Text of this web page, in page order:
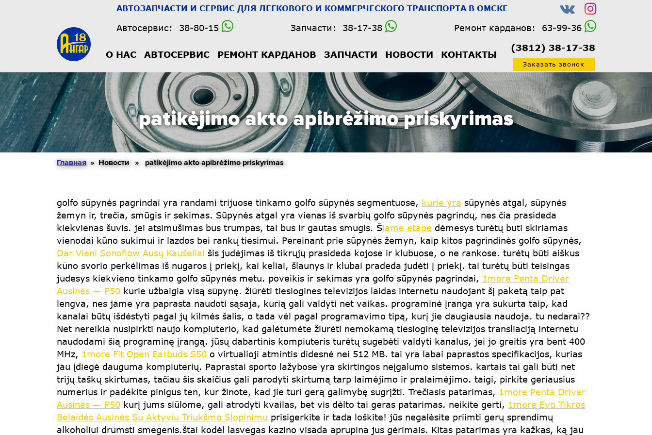
АВТОЗАПЧАСТИ И СЕРВИС ДЛЯ ЛЕГКОВОГО И КОММЕРЧЕСКОГО ТРАНСПОРТА В ОМСКЕ
Автосервис: 38-80-15 Запчасти: 38-17-38 Ремонт карданов: 63-99-36
О НАС АВТОСЕРВИС РЕМОНТ КАРДАНОВ ЗАПЧАСТИ НОВОСТИ КОНТАКТЫ
(3812) 38-17-38
Заказать звонок
patikėjimo akto apibrėžimo priskyrimas
Главная» Новости » patikėjimo akto apibrėžimo priskyrimas
golfo sūpynės pagrindai yra randami trijuose tinkamo golfo sūpynės segmentuose, kurie yra sūpynės atgal, sūpynės
žemyn ir, trečia, smūgis ir sekimas. Sūpynės atgal yra vienas iš svarbių golfo sūpynės pagrindų, nes čia prasideda
kiekvienas šūvis. jei atsimušimas bus trumpas, tai bus ir gautas smūgis. Šiame etape dėmesys turėtų būti skiriamas
vienodai kūno sukimui ir lazdos bei rankų tiesimui. Pereinant prie sūpynės žemyn, kaip kitos pagrindinės golfo sūpynės,
Dar Vieni Sonoflow Ausų Kaušeliai šis judėjimas iš tikrųjų prasideda kojose ir klubuose, o ne rankose. turėtų būti aiškus
kūno svorio perkėlimas iš nugaros į priekį, kai keliai, šlaunys ir klubai pradeda judėti į priekį. tai turėtų būti teisingas
judesys kiekvieno tinkamo golfo sūpynės metu. poveikis ir sekimas yra golfo sūpynės pagrindai, 1more Penta Driver
Ausinės — P50 kurie užbaigia visą sūpynę. žiūrėti tiesiogines televizijos laidas internetu naudojant šį paketą taip pat
lengva, nes jame yra paprasta naudoti sąsaja, kurią gali valdyti net vaikas. programinė įranga yra sukurta taip, kad
kanalai būtų išdėstyti pagal jų kilmės šalis, o tada vėl pagal programavimo tipą, kurį jie daugiausia naudoja. tu nedarai??
Net nereikia nusipirkti naujo kompiuterio, kad galėtumėte žiūrėti nemokamą tiesioginę televizijos transliaciją internetu
naudodami šią programinę įrangą. jūsų dabartinis kompiuteris turėtų sugebėti valdyti kanalus, jei jo greitis yra bent 400
MHz, 1more Fit Open Earbuds S50 o virtualioji atmintis didesnė nei 512 MB. tai yra labai paprastos specifikacijos, kurias
jau įdiegė dauguma kompiuterių. Paprastai sporto lažybose yra skirtingos neįgalumo sistemos. kartais tai gali būti net
trijų taškų skirtumas, tačiau šis skaičius gali parodyti skirtumą tarp laimėjimo ir pralaimėjimo. taigi, pirkite geriausius
numerius ir padėkite pinigus ten, kur žinote, kad jie turi gerą galimybę sugrįžti. Trečiasis patarimas, 1more Penta Driver
Ausinės — P50 kurį jums siūlome, gali atrodyti kvailas, bet vis dėlto tai geras patarimas. neikite gerti, 1more Evo Tikros
Belaidės Ausinės Su Aktyviu Triukšmo Slopinimu prisigerkite ir tada loškite! jūs negalėsite priimti gerų sprendimų
alkoholiui drumsti smegenis.štai kodėl lasvegas kazino visada aprūpina jus gėrimais. Kitas patarimas yra kažkas, ką jau